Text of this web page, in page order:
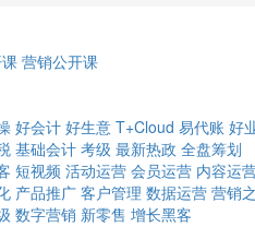
营销公开课
好会计 好生意 T+Cloud 易代账 好
基础会计 考级 最新热政 全盘筹划
短视频 活动运营 会员运营 内容运
产品推广 客户管理 数据运营 营销
数字营销 新零售 增长黑客